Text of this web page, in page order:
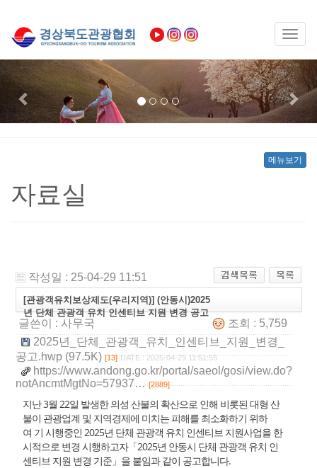
Previous
메뉴보기
자료실
작성일 : 25-04-29 11:51
[관광객유치보상제도(우리지역)] (안동시)2025
년 단체 관광객 유치 인센티브 지원 변경 공고
글쓴이 : 사무국
조회 : 5,759
2025년_단체_관광객_유치_인센티브_지원_변경_
공고.hwp (97.5K) [13] DATE : 2025-04-29 11:51:55
https://www.andong.go.kr/portal/saeol/gosi/view.do?
notAncmtMgtNo=57937… [2889]
지난 3월 22일 발생한 의성 산불의 확산으로 인해 비롯된 대형 산
불이 관광업계 및 지역경제에 미치는 피해를 최소화하기 위하
여 기 시행중인 2025년 단체 관광객 유치 인센티브 지원사업을 한
시적으로 변경 시행하고자「2025년 안동시 단체 관광객 유치 인
센티브 지원 변경 기준」을 붙임과 같이 공고합니다.